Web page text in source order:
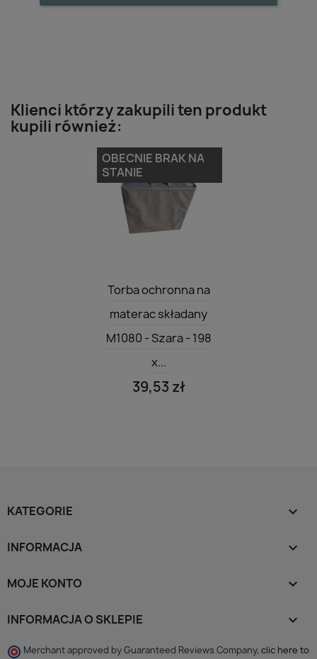
Klienci którzy zakupili ten produkt
kupili również:
 Szybki podgląd
Torba ochronna na
materac składany
M1080 - Szara - 198
x...
39,53 zł
OBECNIE BRAK NA
STANIE
KATEGORIE 
INFORMACJA 
MOJE KONTO 
INFORMACJA O SKLEPIE keyboard_arrow_down
Merchant approved by Guaranteed Reviews Company, clic here to